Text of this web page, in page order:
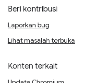
Beri kontribusi
Laporkan bug
Lihat masalah terbuka
Konten terkait